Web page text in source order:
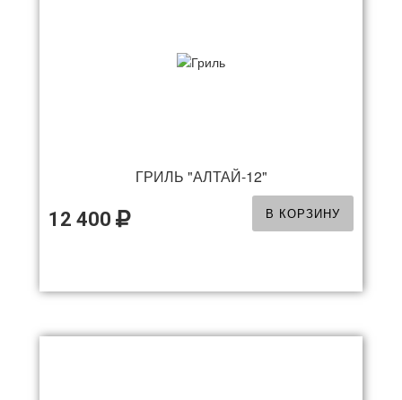
ГРИЛЬ "АЛТАЙ-12"
12 400 В КОРЗИНУ